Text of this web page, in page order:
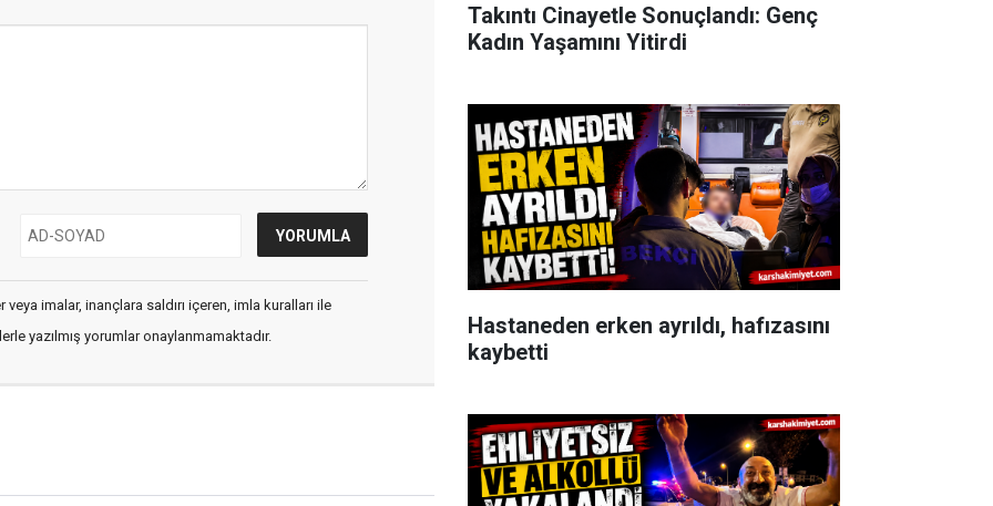
imalar, inançlara saldırı içeren, imla kuralları ile
yazılmış yorumlar onaylanmamaktadır.
Takıntı Cinayetle Sonuçlandı: Genç
Kadın Yaşamını Yitirdi
Hastaneden erken ayrıldı, hafızasını
kaybetti